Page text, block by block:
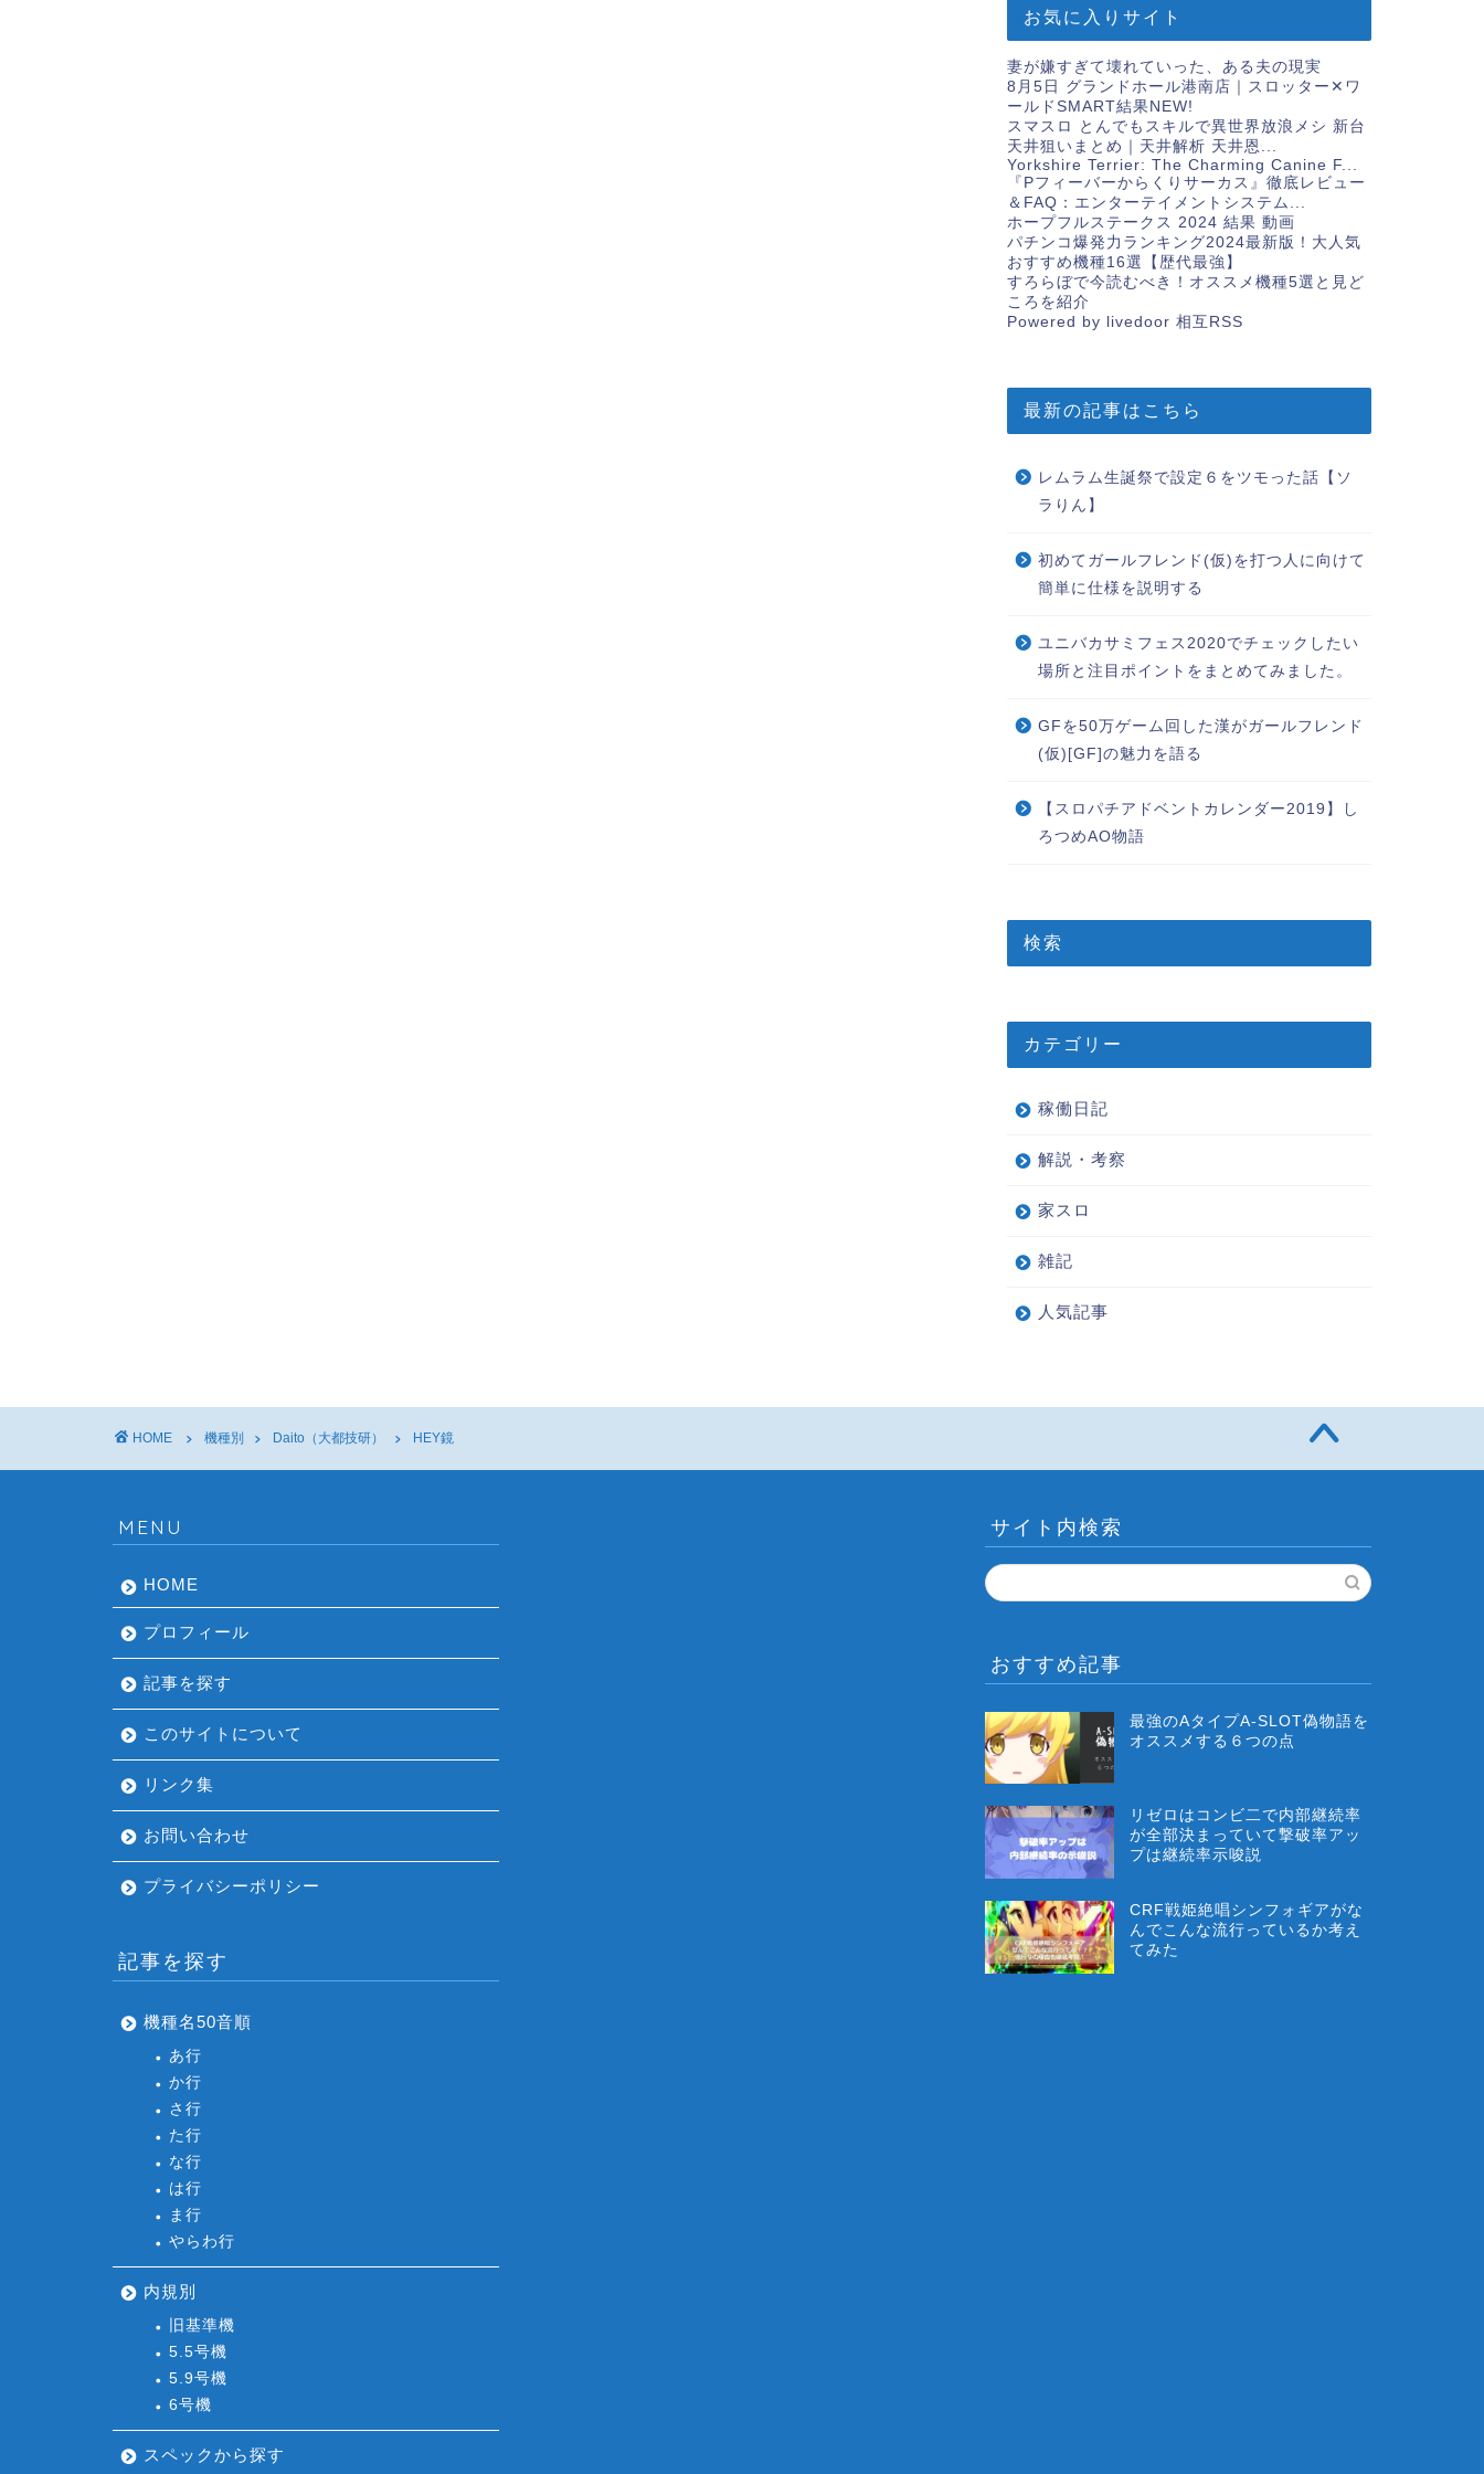
お気に入りサイト
妻が嫌すぎて壊れていった、ある夫の現実
8月5日 グランドホール港南店｜スロッター✕ワ
ールドSMART結果 NEW!
スマスロ とんでもスキルで異世界放浪メシ 新台
天井狙いまとめ｜天井解析 天井恩...
Yorkshire Terrier: The Charming Canine F...
『Pフィーバーからくりサーカス』徹底レビュー
＆FAQ：エンターテイメントシステム...
ホープフルステークス 2024 結果 動画
パチンコ爆発力ランキング2024最新版！大人気
おすすめ機種16選【歴代最強】
すろらぼで今読むべき！オススメ機種5選と見ど
ころを紹介
Powered by livedoor 相互RSS
最新の記事はこちら
レムラム生誕祭で設定６をツモった話【ソ
ラりん】
初めてガールフレンド(仮)を打つ人に向けて
簡単に仕様を説明する
ユニバカサミフェス2020でチェックしたい
場所と注目ポイントをまとめてみました。
GFを50万ゲーム回した漢がガールフレンド
(仮)[GF]の魅力を語る
【スロパチアドベントカレンダー2019】し
ろつめAO物語
検索
カテゴリー
稼働日記
解説・考察
家スロ
雑記
人気記事
HOME 機種別 Daito（大都技研） HEY鏡
MENU
HOME
プロフィール
記事を探す
このサイトについて
リンク集
お問い合わせ
プライバシーポリシー
記事を探す
機種名50音順
あ行
か行
さ行
た行
な行
は行
ま行
やらわ行
内規別
旧基準機
5.5号機
5.9号機
6号機
スペックから探す
サイト内検索
おすすめ記事
最強のAタイプA-SLOT偽物語を
オススメする６つの点
リゼロはコンビ二で内部継続率
が全部決まっていて撃破率アッ
プは継続率示唆説
CRF戦姫絶唱シンフォギアがな
んでこんな流行っているか考え
てみた